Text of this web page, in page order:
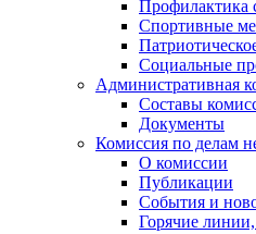
Профилактика
Спортивные
Социальные
Административная
Составы
Документы
Комиссия по делам
О комиссии
Публикации
События и
Горячие